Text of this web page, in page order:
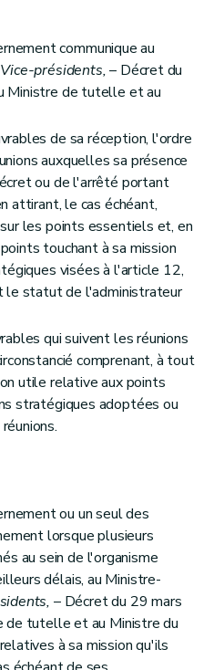
communique au
présidents,– Décret du
Ministre de tutelle et au
de sa réception, l'ordre
auxquelles sa présence
ou de l'arrêté portant
attirant, le cas échéant,
les points essentiels et, en
touchant à sa mission
visées à l'article 12,
le statut de l'administrateur
qui suivent les réunions
comprenant, à tout
utile relative aux points
stratégiques adoptées ou
ou un seul des
lorsque plusieurs
au sein de l'organisme
délais, au Ministre-
– Décret du 29 mars
de tutelle et au Ministre du
à sa mission qu'ils